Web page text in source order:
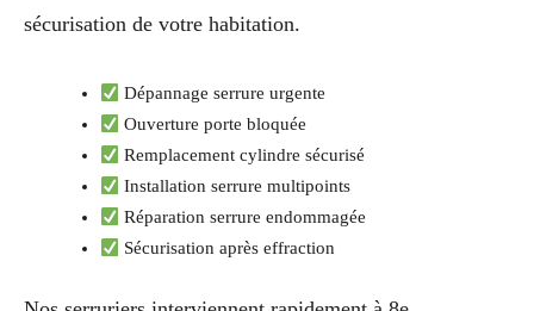
sécurisation de votre habitation.
Dépannage serrure urgente
Ouverture porte bloquée
Remplacement cylindre sécurisé
Installation serrure multipoints
Réparation serrure endommagée
Sécurisation après effraction